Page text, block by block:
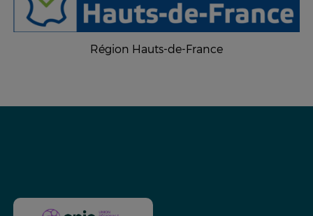
Région Hauts-de-France